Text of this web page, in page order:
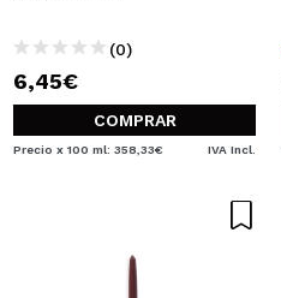
(0)
6,45€
COMPRAR
Precio x 100 ml: 358,33€ IVA Incl.